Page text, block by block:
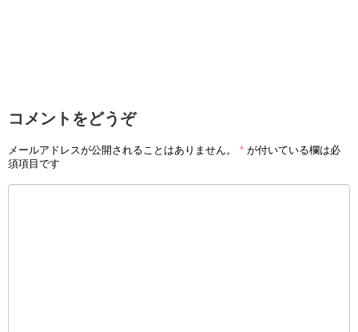
コメントをどうぞ
メールアドレスが公開されることはありません。 * が付いている欄は必
須項目です